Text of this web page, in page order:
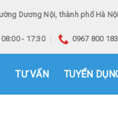
Dương Nội, thành phố Hà
08:00 - 17:30 0967 800 183
TƯ VẤN TUYỂN